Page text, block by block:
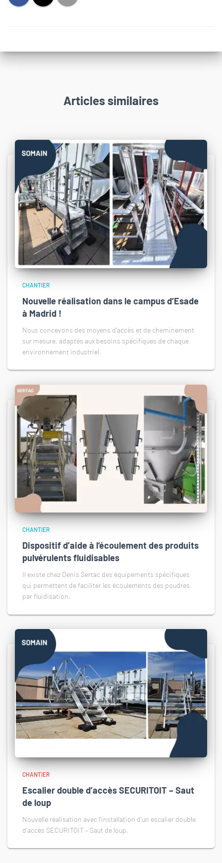
Articles similaires
CHANTIER
Nouvelle réalisation dans le campus d’Esade
à Madrid !
Nous concevons des moyens d’accès et de cheminement
sur mesure, adaptés aux besoins spécifiques de chaque
environnement industriel.
CHANTIER
Dispositif d’aide à l’écoulement des produits
pulvérulents fluidisables
Il existe chez Denis Sertac des équipements spécifiques
qui permettent de faciliter les écoulements des poudres
par fluidisation.
CHANTIER
Escalier double d’accès SECURITOIT – Saut
de loup
Nouvelle réalisation avec l'installation d'un escalier double
d'accès SECURITOIT – Saut de loup.